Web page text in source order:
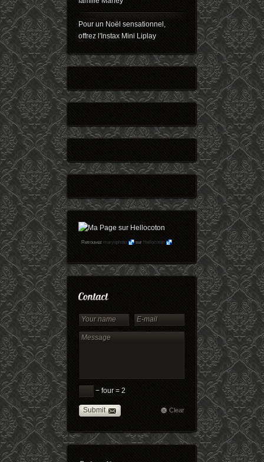
Pour un Noël sensationnel,
offrez l'Instax Mini Liplay
Retrouvezmaryophoto surHellocoton
− four = 2
Submit Clear